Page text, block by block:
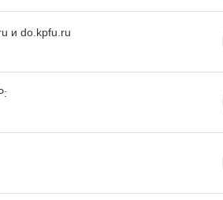
и do.kpfu.ru